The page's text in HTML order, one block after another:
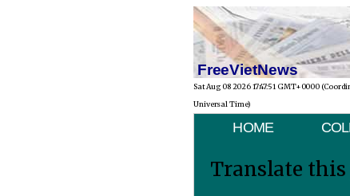
FreeVietNews
Sat Aug 08 2026 17:47:51 GMT+0000
Universal Time)
HOME
Translate this